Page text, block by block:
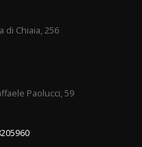
di Chiaia, 256
Paolucci, 59